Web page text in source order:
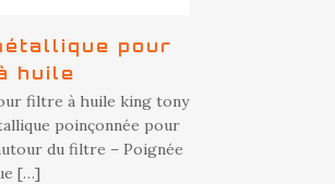
pour
huile
filtre à huile king tony
poinçonnée pour
du filtre – Poignée
[…]